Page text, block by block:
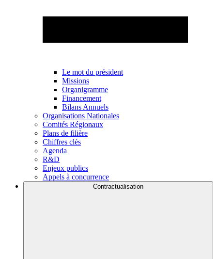
Le mot du président
Missions
Organigramme
Financement
Bilans Annuels
Organisations Nationales
Comités Régionaux
Plans de filière
Chiffres clés
Agenda
R&D
Enjeux publics
Appels à concurrence
Contractualisation